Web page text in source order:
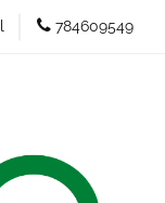
784609549